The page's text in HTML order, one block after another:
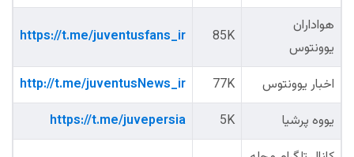
هواداران
یوونتوس
85K
https://t.me/juventusfans_ir
اخبار یوونتوس 77K
http://t.me/juventusNews_ir
یووه پرشیا
5K
https://t.me/juvepersia